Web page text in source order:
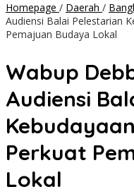
Homepage / Daerah /
Audiensi Balai Pelestarian
Pemajuan Budaya Lokal
Wabup
Audiensi
Perkuat
Lokal